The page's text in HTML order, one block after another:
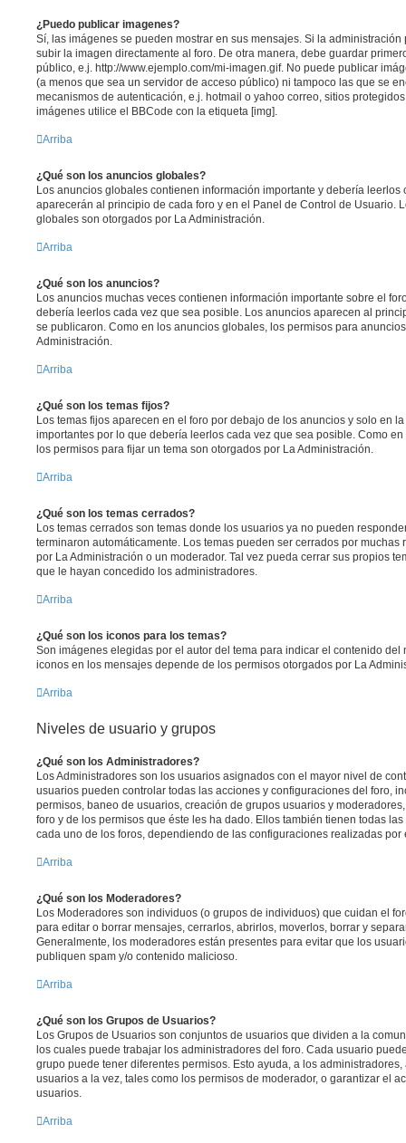
¿Puedo publicar imagenes?
Sí, las imágenes se pueden mostrar en sus mensajes. Si la
subir la imagen directamente al foro. De otra manera, debe guardar
público, e.j. http://www.ejemplo.com/mi-imagen.gif. No puede publicar
(a menos que sea un servidor de acceso público) ni tampoco las que se
mecanismos de autenticación, e.j. hotmail o yahoo correo, sitios
imágenes utilice el BBCode con la etiqueta [img].
Arriba
¿Qué son los anuncios globales?
Los anuncios globales contienen información importante y debería leerlos
aparecerán al principio de cada foro y en el Panel de Control de Usuario.
globales son otorgados por La Administración.
Arriba
¿Qué son los anuncios?
Los anuncios muchas veces contienen información importante sobre el
debería leerlos cada vez que sea posible. Los anuncios aparecen al
se publicaron. Como en los anuncios globales, los permisos para
Administración.
Arriba
¿Qué son los temas fijos?
Los temas fijos aparecen en el foro por debajo de los anuncios y solo en
importantes por lo que debería leerlos cada vez que sea posible. Como
los permisos para fijar un tema son otorgados por La Administración.
Arriba
¿Qué son los temas cerrados?
Los temas cerrados son temas donde los usuarios ya no pueden
terminaron automáticamente. Los temas pueden ser cerrados por muchas
por La Administración o un moderador. Tal vez pueda cerrar sus propios
que le hayan concedido los administradores.
Arriba
¿Qué son los iconos para los temas?
Son imágenes elegidas por el autor del tema para indicar el contenido del
iconos en los mensajes depende de los permisos otorgados por La
Arriba
Niveles de usuario y grupos
¿Qué son los Administradores?
Los Administradores son los usuarios asignados con el mayor nivel de
usuarios pueden controlar todas las acciones y configuraciones del foro,
permisos, baneo de usuarios, creación de grupos usuarios y
foro y de los permisos que éste les ha dado. Ellos también tienen todas
cada uno de los foros, dependiendo de las configuraciones realizadas por
Arriba
¿Qué son los Moderadores?
Los Moderadores son individuos (o grupos de individuos) que cuidan el
para editar o borrar mensajes, cerrarlos, abrirlos, moverlos, borrar y
Generalmente, los moderadores están presentes para evitar que los
publiquen spam y/o contenido malicioso.
Arriba
¿Qué son los Grupos de Usuarios?
Los Grupos de Usuarios son conjuntos de usuarios que dividen a la
los cuales puede trabajar los administradores del foro. Cada usuario
grupo puede tener diferentes permisos. Esto ayuda, a los
usuarios a la vez, tales como los permisos de moderador, o garantizar el
usuarios.
Arriba